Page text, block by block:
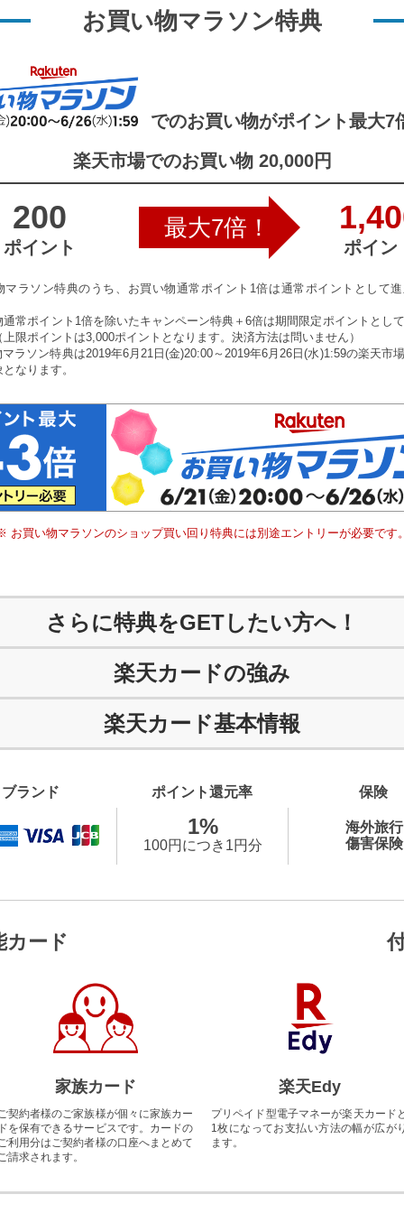
お買い物マラソン特典
でのお買い物がポイント最大7
楽天市場でのお買い物 20,000円
200
ポイント
最大7倍！
ポイン
ラソン特典のうち、お買い物通常ポイント1倍は通常ポイントとして
通常ポイント1倍を除いたキャンペーン特典＋6倍は期間限定ポイントとし
限ポイントは3,000ポイントとなります。決済方法は問いません）
ラソン特典は2019年6月21日(金)20:00～2019年6月26日(水)1:59の楽天市
なります。
お買い物マラソンのショップ買い回り特典には別途エントリーが必要です
さらに特典をGETしたい方へ！
楽天カードの強み
楽天カード基本情報
ブランド ポイント還元率 保険
1%
100円につき1円分
海外旅行
傷害保険
カード
家族カード
契約者様のご家族様が個々に家族カー
を保有できるサービスです。カードの
利用分はご契約者様の口座へまとめて
請求されます。
楽天Edy
プリペイド型電子マネーが楽天カード
1枚になってお支払い方法の幅が広が
ます。